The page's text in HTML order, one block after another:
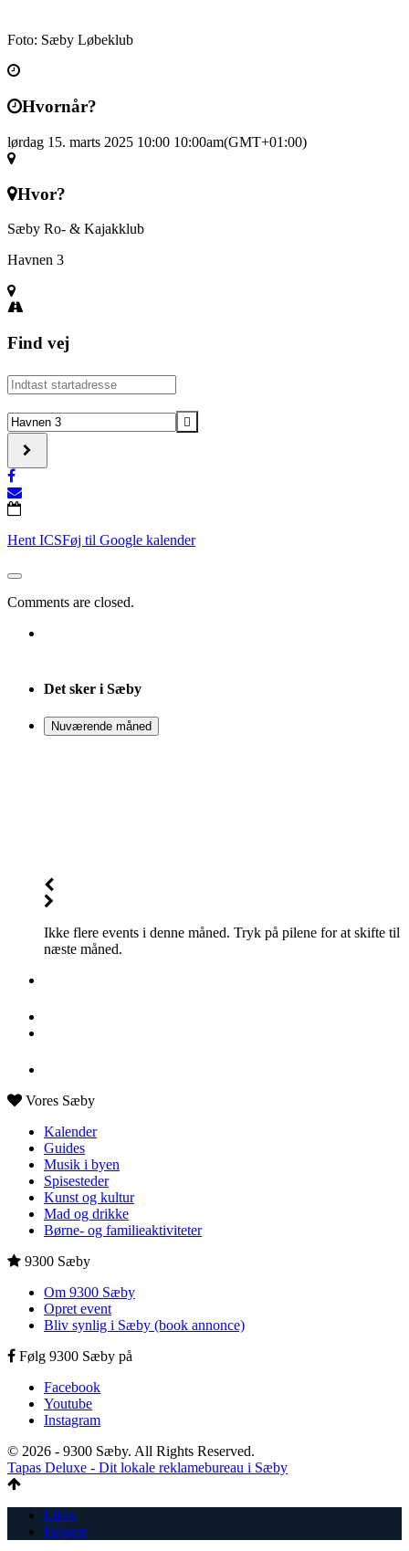
Foto: Sæby Løbeklub
Hvornår?
lørdag 15. marts 2025 10:00 10:00am(GMT+01:00)
Hvor?
Sæby Ro- & Kajakklub
Havnen 3
Find vej
Address
-
Vinterkarrusel
[]
Destination
Address
Vinterkarrusel
[]
Hent ICSFøj til Google kalender
Comments are closed.
Det sker i Sæby
Nuværende måned
Ikke flere events i denne måned. Tryk på pilene for at skifte til
næste måned.
Vores Sæby
Kalender
Guides
Musik i byen
Spisesteder
Kunst og kultur
Mad og drikke
Børne- og familieaktiviteter
9300 Sæby
Om 9300 Sæby
Opret event
Bliv synlig i Sæby (book annonce)
Følg 9300 Sæby på
Facebook
Youtube
Instagram
© 2026 - 9300 Sæby. All Rights Reserved.
Tapas Deluxe - Dit lokale reklamebureau i Sæby
Likes
Følgere